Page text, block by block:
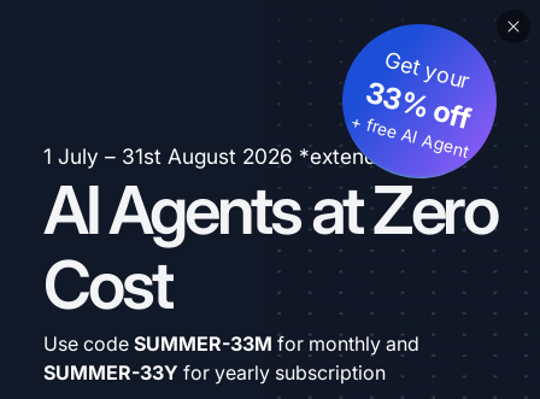
1 July – 31st August 2026 *extended
AI Agents at Zero
Cost
Get your
33% off
+ free AI Agent
Use code SUMMER-33M for monthly and
SUMMER-33Y for yearly subscription